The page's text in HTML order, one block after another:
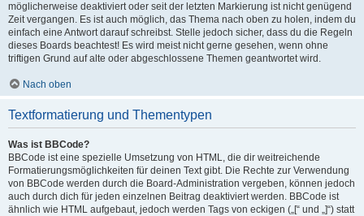
möglicherweise deaktiviert oder seit der letzten Markierung ist nicht genügend
Zeit vergangen. Es ist auch möglich, das Thema nach oben zu holen, indem du
einfach eine Antwort darauf schreibst. Stelle jedoch sicher, dass du die Regeln
dieses Boards beachtest! Es wird meist nicht gerne gesehen, wenn ohne
triftigen Grund auf alte oder abgeschlossene Themen geantwortet wird.
Nach oben
Textformatierung und Thementypen
Was ist BBCode?
BBCode ist eine spezielle Umsetzung von HTML, die dir weitreichende
Formatierungsmöglichkeiten für deinen Text gibt. Die Rechte zur Verwendung
von BBCode werden durch die Board-Administration vergeben, können jedoch
auch durch dich für jeden einzelnen Beitrag deaktiviert werden. BBCode ist
ähnlich wie HTML aufgebaut, jedoch werden Tags von eckigen („[“ und „]“) statt